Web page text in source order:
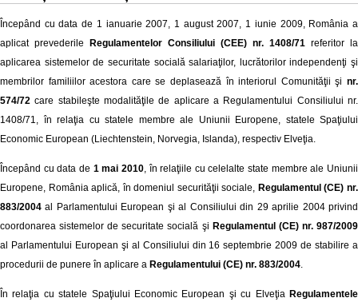
Începând cu data de 1 ianuarie 2007, 1 august 2007, 1 iunie 2009, România a
aplicat prevederile Regulamentelor Consiliului (CEE) nr. 1408/71 referitor la
aplicarea sistemelor de securitate socială salariaţilor, lucrătorilor independenţi şi
membrilor familiilor acestora care se deplasează în interiorul Comunităţii şi nr.
574/72 care stabileşte modalităţile de aplicare a Regulamentului Consiliului nr.
1408/71, în relaţia cu statele membre ale Uniunii Europene, statele Spaţiului
Economic European (Liechtenstein, Norvegia, Islanda), respectiv Elveţia.
Începând cu data de 1 mai 2010, în relaţiile cu celelalte state membre ale Uniunii
Europene, România aplică, în domeniul securităţii sociale, Regulamentul (CE) nr.
883/2004 al Parlamentului European şi al Consiliului din 29 aprilie 2004 privind
coordonarea sistemelor de securitate socială şi Regulamentul (CE) nr. 987/2009
al Parlamentului European şi al Consiliului din 16 septembrie 2009 de stabilire a
procedurii de punere în aplicare a Regulamentului (CE) nr. 883/2004.
În relaţia cu statele Spaţiului Economic European şi cu ElveţiaRegulamentele